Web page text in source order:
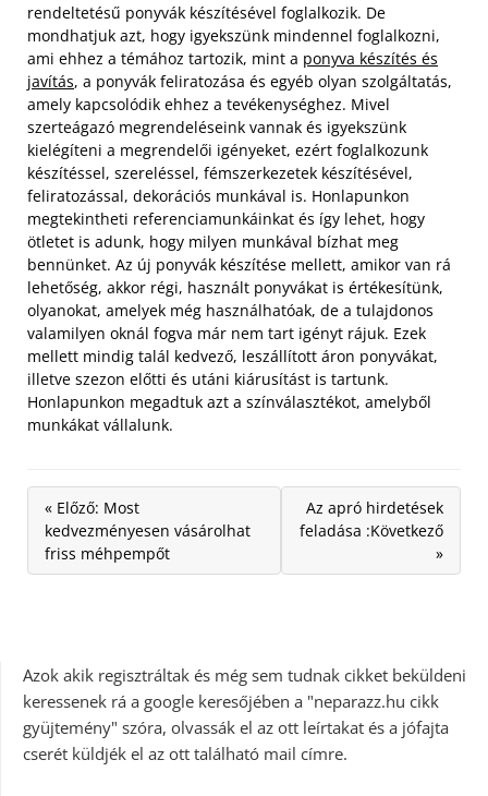
rendeltetésű ponyvák készítésével foglalkozik. De
mondhatjuk azt, hogy igyekszünk mindennel foglalkozni,
ami ehhez a témához tartozik, mint a ponyva készítés és
javítás, a ponyvák feliratozása és egyéb olyan szolgáltatás,
amely kapcsolódik ehhez a tevékenységhez. Mivel
szerteágazó megrendeléseink vannak és igyekszünk
kielégíteni a megrendelői igényeket, ezért foglalkozunk
készítéssel, szereléssel, fémszerkezetek készítésével,
feliratozással, dekorációs munkával is. Honlapunkon
megtekintheti referenciamunkáinkat és így lehet, hogy
ötletet is adunk, hogy milyen munkával bízhat meg
bennünket. Az új ponyvák készítése mellett, amikor van rá
lehetőség, akkor régi, használt ponyvákat is értékesítünk,
olyanokat, amelyek még használhatóak, de a tulajdonos
valamilyen oknál fogva már nem tart igényt rájuk. Ezek
mellett mindig talál kedvező, leszállított áron ponyvákat,
illetve szezon előtti és utáni kiárusítást is tartunk.
Honlapunkon megadtuk azt a színválasztékot, amelyből
munkákat vállalunk.
« Előző: Most
kedvezményesen vásárolhat
friss méhpempőt
Az apró hirdetések
feladása :Következő
»
Azok akik regisztráltak és még sem tudnak cikket beküldeni
keressenek rá a google keresőjében a "neparazz.hu cikk
gyüjtemény" szóra, olvassák el az ott leírtakat és a jófajta
cserét küldjék el az ott található mail címre.